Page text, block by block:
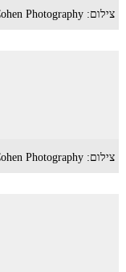
צילום: Rami Cohen Photography
צילום: Rami Cohen Photography